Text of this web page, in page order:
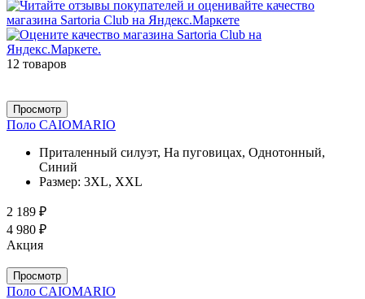
12 товаров
Просмотр
Поло CAIOMARIO
Приталенный силуэт, На пуговицах, Однотонный,
Синий
Размер: 3XL, XXL
2 189 ₽
4 980 ₽
Акция
Просмотр
Поло CAIOMARIO